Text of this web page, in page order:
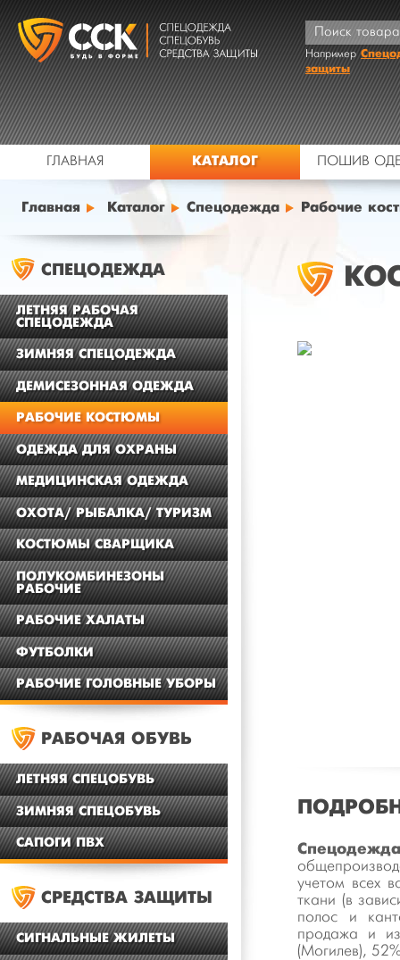
Например
защиты
ГЛАВНАЯ КАТАЛОГ ПОШИВ
Главная Каталог Спецодежда Рабочие
СПЕЦОДЕЖДА
ЛЕТНЯЯ РАБОЧАЯ
СПЕЦОДЕЖДА
ЗИМНЯЯ СПЕЦОДЕЖДА
ДЕМИСЕЗОННАЯ ОДЕЖДА
РАБОЧИЕ КОСТЮМЫ
ОДЕЖДА ДЛЯ ОХРАНЫ
МЕДИЦИНСКАЯ ОДЕЖДА
ОХОТА/ РЫБАЛКА/ ТУРИЗМ
КОСТЮМЫ СВАРЩИКА
ПОЛУКОМБИНЕЗОНЫ
РАБОЧИЕ
РАБОЧИЕ ХАЛАТЫ
ФУТБОЛКИ
РАБОЧИЕ ГОЛОВНЫЕ УБОРЫ
РАБОЧАЯ ОБУВЬ
ЛЕТНЯЯ СПЕЦОБУВЬ
ЗИМНЯЯ СПЕЦОБУВЬ
САПОГИ ПВХ
СРЕДСТВА ЗАЩИТЫ
СИГНАЛЬНЫЕ ЖИЛЕТЫ
учетом всех
ткани (в
полос и
продажа и
(Могилев),